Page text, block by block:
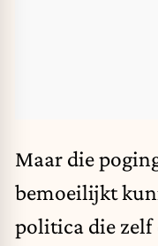
Maar die
bemoeilijkt
politica die zelf